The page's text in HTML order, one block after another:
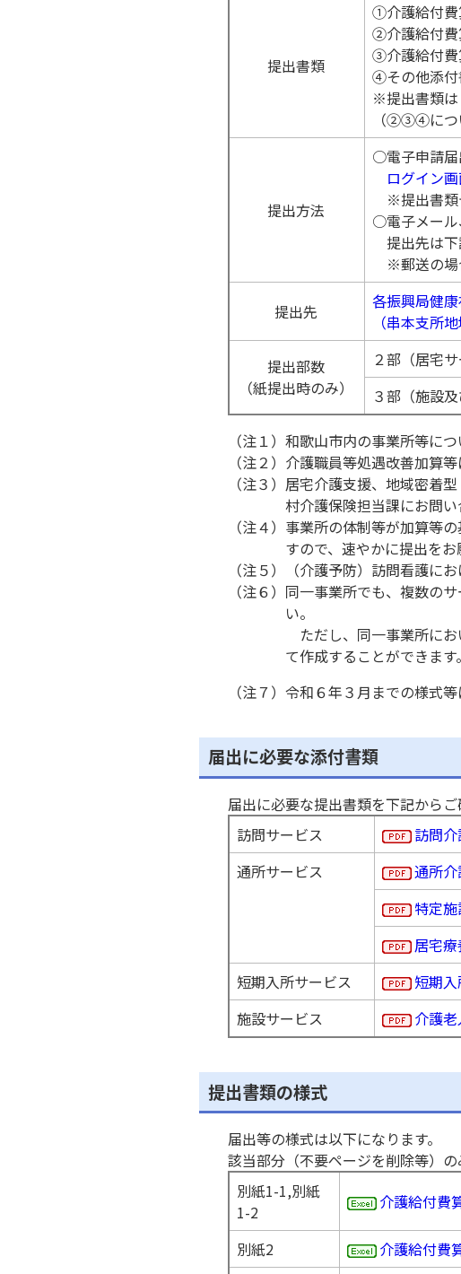
提出書類
①介護給付費
②介護給付費
③介護給付費
④その他添
※提出書類は
（②③④につ
提出方法
○電子申請届
ログイン
※提出書類
○電子メール
提出先は下
※郵送の場
提出先
各振興局健
（串本支所
提出部数
（紙提出時のみ）
２部（居宅
３部（施設
（注１）和歌山市内の事業所等につ
（注２）介護職員等処遇改善加算等
（注３）居宅介護支援、地域密着
村介護保険担当課にお問い
（注４）事業所の体制等が加算等
すので、速やかに提出をお
（注５）（介護予防）訪問看護に
（注６）同一事業所でも、複数の
い。
ただし、同一事業所に
て作成することができます。
（注７）令和６年３月までの様式等
届出に必要な添付書類
届出に必要な提出書類を下記からご
訪問サービス
訪問
通所サービス
通所
特定
居宅
短期入所サービス
短期
施設サービス
介護
提出書類の様式
届出等の様式は以下になります。
該当部分（不要ページを削除等）
別紙1-1,別紙
1-2
介護給付費
別紙2
介護給付費